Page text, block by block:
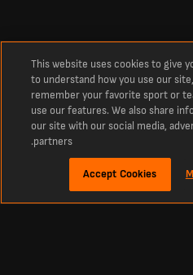
This website uses cookies to give
to understand how you use our
remember your favorite sport or
use our features. We also share
our site with our social media,
partners.
Accept Cookies